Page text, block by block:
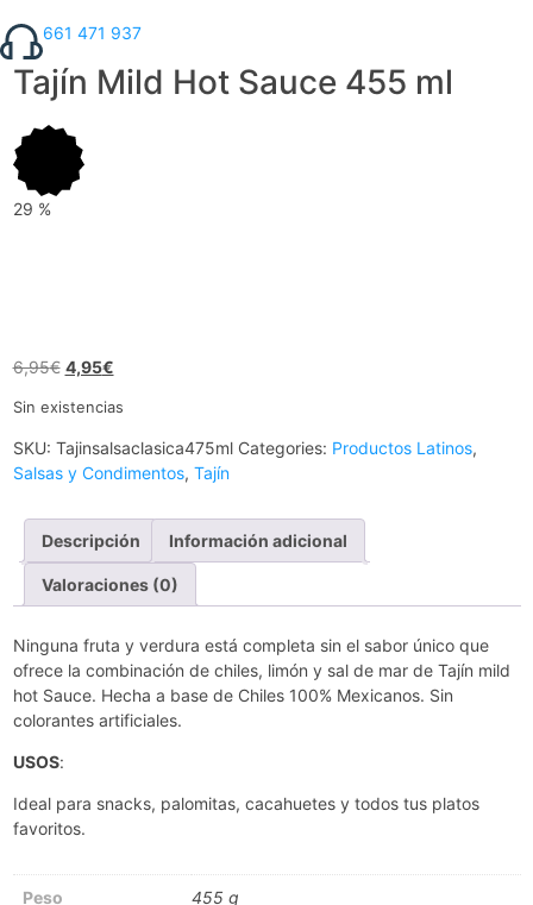
661 471 937
Tajín Mild Hot Sauce 455 ml
29 %
6,95€ 4,95€
Sin existencias
SKU: Tajinsalsaclasica475ml Categories: Productos Latinos,
Salsas y Condimentos, Tajín
Descripción Información adicional
Valoraciones (0)
Ninguna fruta y verdura está completa sin el sabor único que
ofrece la combinación de chiles, limón y sal de mar de Tajín mild
hot Sauce. Hecha a base de Chiles 100% Mexicanos. Sin
colorantes artificiales.
USOS:
Ideal para snacks, palomitas, cacahuetes y todos tus platos
favoritos.
Peso 455 g